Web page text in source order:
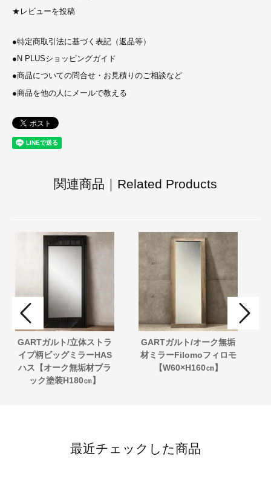
★ レビューを投稿
●特定商取引法に基づく表記（返品等）
● N PLUSショッピングガイド
●商品についての問合せ・お見積りのご相談など
●商品を他の人にメールで教える
関連商品｜Related Products
GARTガルト/立体ストラ
イプ柄ビッグミラーHAS
ハス【オーク無垢材ブラ
ック塗装H180㎝】
GARTガルト/オーク無垢
材ミラーFilomoフィロモ
【W60×H160㎝】
最近チェックした商品